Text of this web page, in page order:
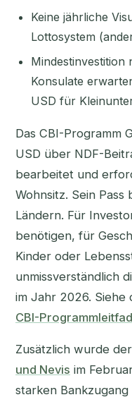
Keine jährliche
Lottosystem
Mindestinvestition
Konsulate
USD für
Das CBI-Programm
USD über NDF-
bearbeitet und
Wohnsitz. Sein
Ländern. Für
benötigen, für
Kinder oder
unmissverständlich
im Jahr 2026. Siehe
CBI-
Zusätzlich wurde
und Nevis im
starken